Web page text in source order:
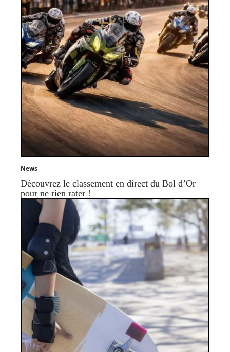
News
Découvrez le classement en direct du Bol d’Or
pour ne rien rater !